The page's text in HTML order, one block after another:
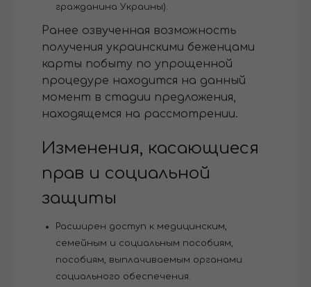
гражданина Украины).
Ранее озвученная возможность
получения украинскими беженцами
карты побыту по упрощенной
процедуре находится на данный
момент в стадии предложения,
находящемся на рассмотрении.
Изменения, касающиеся
прав и социальной
защиты
Расширен доступ к медицинским,
семейным и социальным пособиям,
пособиям, выплачиваемым органами
социального обеспечения.